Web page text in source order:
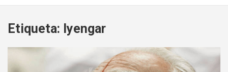
Etiqueta: Iyengar